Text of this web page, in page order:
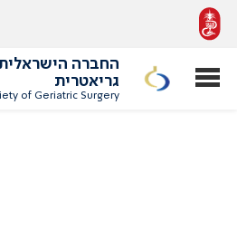
החברה הישראלית
גריאטרית
of Geriatric Surgery